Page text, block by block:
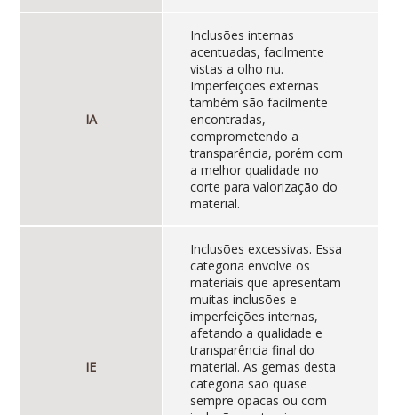
IA
Inclusões internas
acentuadas, facilmente
vistas a olho nu.
Imperfeições externas
também são facilmente
encontradas,
comprometendo a
transparência, porém com
a melhor qualidade no
corte para valorização do
material.
IE
Inclusões excessivas. Essa
categoria envolve os
materiais que apresentam
muitas inclusões e
imperfeições internas,
afetando a qualidade e
transparência final do
material. As gemas desta
categoria são quase
sempre opacas ou com